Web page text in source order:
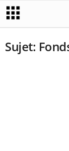
Sujet: